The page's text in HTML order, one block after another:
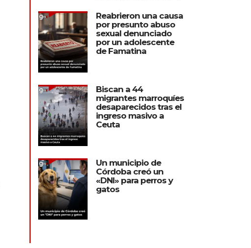
Reabrieron una causa
por presunto abuso
sexual denunciado
por un adolescente
de Famatina
Biscan a 44
migrantes marroquíes
desaparecidos tras el
ingreso masivo a
Ceuta
Un municipio de
Córdoba creó un
«DNI» para perros y
gatos